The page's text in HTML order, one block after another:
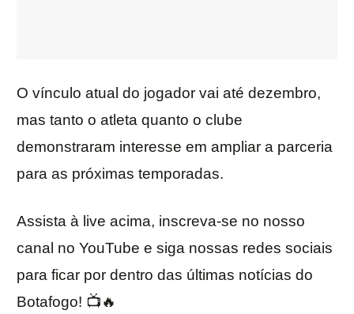
O vínculo atual do jogador vai até dezembro,
mas tanto o atleta quanto o clube
demonstraram interesse em ampliar a parceria
para as próximas temporadas.
Assista à live acima, inscreva-se no nosso
canal no YouTube e siga nossas redes sociais
para ficar por dentro das últimas notícias do
Botafogo! 📺🔥